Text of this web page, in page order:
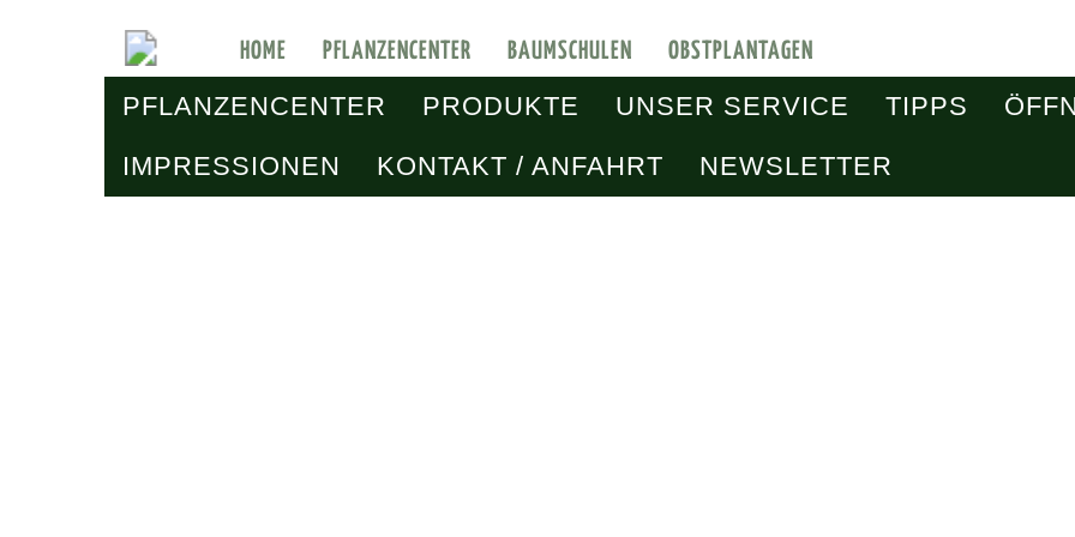
HOME PFLANZENCENTER BAUMSCHULEN OBSTPLANTAGEN
PFLANZENCENTER PRODUKTE UNSER SERVICE TIPPS
IMPRESSIONEN
KONTAKT / ANFAHRT NEWSLETTER